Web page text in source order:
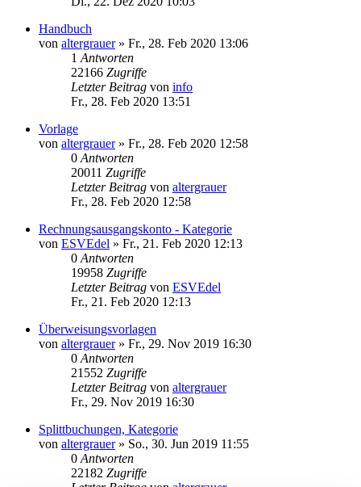
Handbuch
von altergrauer» Fr., 28. Feb 2020 13:06
1 Antworten
22166 Zugriffe
Letzter Beitrag von info
Fr., 28. Feb 2020 13:51
Vorlage
von altergrauer» Fr., 28. Feb 2020 12:58
0 Antworten
20011 Zugriffe
Letzter Beitrag von altergrauer
Fr., 28. Feb 2020 12:58
Rechnungsausgangskonto - Kategorie
von ESVEdel » Fr., 21. Feb 2020 12:13
0 Antworten
19958 Zugriffe
Letzter Beitrag von ESVEdel
Fr., 21. Feb 2020 12:13
Überweisungsvorlagen
von altergrauer» Fr., 29. Nov 2019 16:30
0 Antworten
21552 Zugriffe
Letzter Beitrag von altergrauer
Fr., 29. Nov 2019 16:30
Splittbuchungen, Kategorie
von altergrauer» So., 30. Jun 2019 11:55
0 Antworten
22182 Zugriffe